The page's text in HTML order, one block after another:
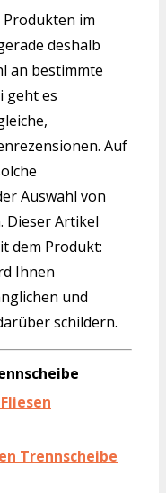
im
deshalb
an bestimmte
geht es
Auf
Auswahl von
Dieser Artikel
dem Produkt:
Ihnen
und
schildern.
Trennscheibe